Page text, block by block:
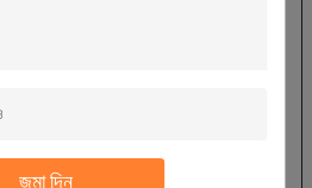
জমা দিন
30 ℃ ~ 45 ℃